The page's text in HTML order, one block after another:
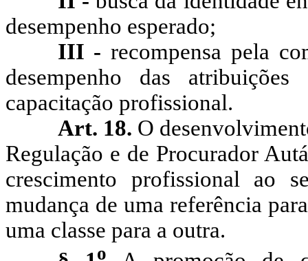
desempenho esperado;
III -recompensa pela
desempenho das
capacitação profissional.
Art. 18. O
Regulação e de Procurador
crescimento profissional ao
mudança de uma referência
uma classe para a outra.
o